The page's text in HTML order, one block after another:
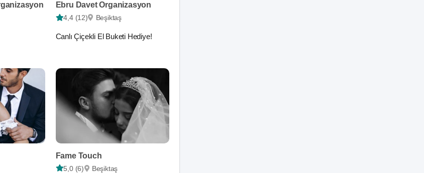
Ebru Davet Organizasyon
4,4 (12) Beşiktaş
Canlı Çiçekli El Buketi Hediye!
Fame Touch
5,0 (6) Beşiktaş